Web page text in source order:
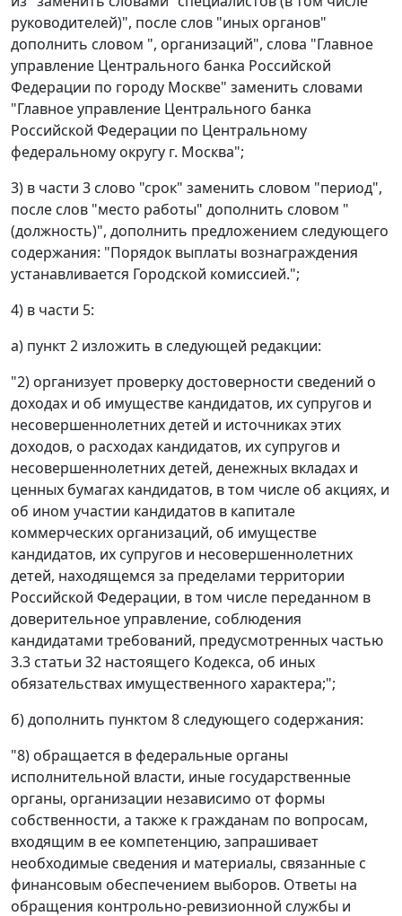
руководителей)", после слов "иных органов"
дополнить словом ", организаций", слова "Главное
управление Центрального банка Российской
Федерации по городу Москве" заменить словами
"Главное управление Центрального банка
Российской Федерации по Центральному
федеральному округу г. Москва";
3) в части 3 слово "срок" заменить словом "период",
после слов "место работы" дополнить словом "
(должность)", дополнить предложением следующего
содержания: "Порядок выплаты вознаграждения
устанавливается Городской комиссией.";
4) в части 5:
а) пункт 2 изложить в следующей редакции:
"2) организует проверку достоверности сведений о
доходах и об имуществе кандидатов, их супругов и
несовершеннолетних детей и источниках этих
доходов, о расходах кандидатов, их супругов и
несовершеннолетних детей, денежных вкладах и
ценных бумагах кандидатов, в том числе об акциях, и
об ином участии кандидатов в капитале
коммерческих организаций, об имуществе
кандидатов, их супругов и несовершеннолетних
детей, находящемся за пределами территории
Российской Федерации, в том числе переданном в
доверительное управление, соблюдения
кандидатами требований, предусмотренных частью
3.3 статьи 32 настоящего Кодекса, об иных
обязательствах имущественного характера;";
б) дополнить пунктом 8 следующего содержания:
"8) обращается в федеральные органы
исполнительной власти, иные государственные
органы, организации независимо от формы
собственности, а также к гражданам по вопросам,
входящим в ее компетенцию, запрашивает
необходимые сведения и материалы, связанные с
финансовым обеспечением выборов. Ответы на
обращения контрольно-ревизионной службы и